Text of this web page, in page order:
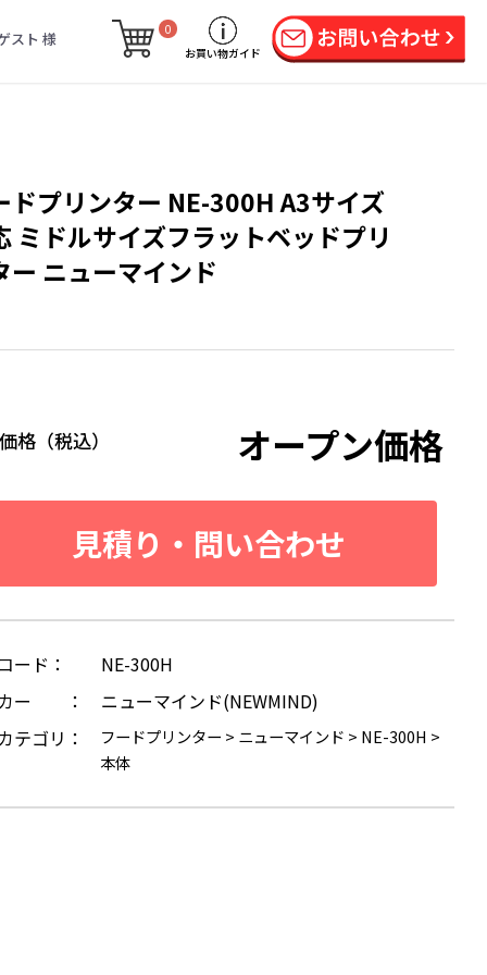
スト 様
0
お買い物ガイド
ドプリンター NE-300H A3サイズ
ミドルサイズフラットベッドプリ
ー ニューマインド
格（税込） オープン価格
見積り・問い合わせ
ード：
NE-300H
カー ：
ニューマインド(NEWMIND)
テゴリ：
フードプリンター > ニューマインド > NE-300H >
本体